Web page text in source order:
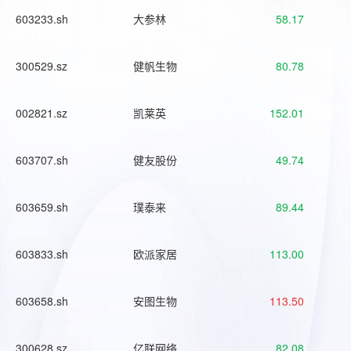
603233.sh 大参林 58.17
300529.sz 健帆生物 80.78
002821.sz 凯莱英 152.01
603707.sh 健友股份 49.74
603659.sh 璞泰来 89.44
603833.sh 欧派家居 113.00
603658.sh 安图生物 113.50
300628.sz 亿联网络 82.08